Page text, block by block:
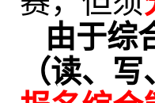
由于综
（读、